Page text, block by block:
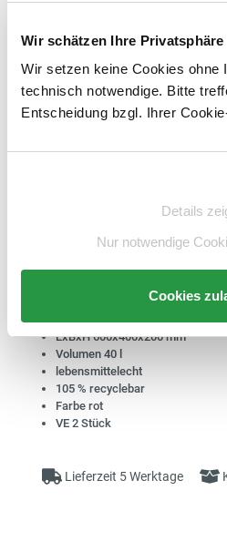
Wir schätzen Ihre Privatsphäre
Wir setzen keine Cookies ohne
technisch notwendige. Bitte
Entscheidung bzgl. Ihrer
Details
Nur notwendige
Cookies
Transportbehälter, PP
Artikelnummer: E6501168-BS
LxBxH 600x400x200 mm
Volumen 40 l
lebensmittelecht
105 % recyclebar
Farbe rot
VE 2 Stück
Lieferzeit 5 Werktage